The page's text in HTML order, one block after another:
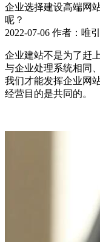
企业选择建设高端网
呢？
2022-07-06 作者：唯
企业建站不是为了赶
与企业处理系统相同
我们才能发挥企业网
经营目的是共同的。